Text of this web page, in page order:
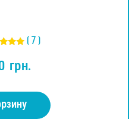
5
( 7 )
грн.